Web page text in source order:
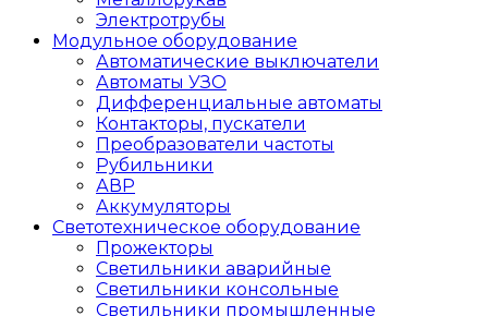
Электротрубы
Модульное оборудование
Автоматические выключатели
Автоматы УЗО
Дифференциальные автоматы
Контакторы, пускатели
Преобразователи частоты
Рубильники
АВР
Аккумуляторы
Светотехническое оборудование
Прожекторы
Светильники аварийные
Светильники консольные
Светильники промышленные